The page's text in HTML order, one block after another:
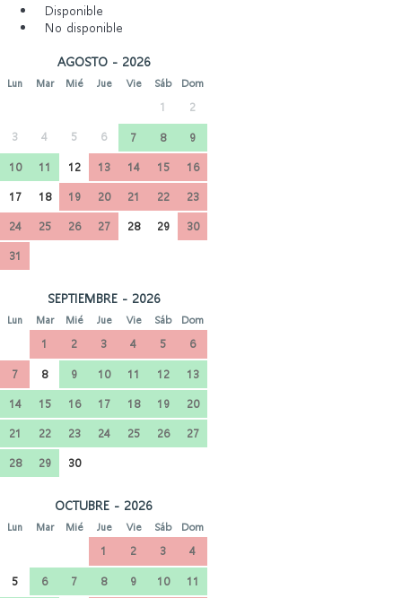
Disponible
No disponible
AGOSTO - 2026
Lun Mar Mié Jue Vie Sáb Dom
1 2
3 4 5 6 7 8
9
10
11 12 13 14 15
16
17
18 19 20 21 22
23
24
25 26 27 28 29
30
31
SEPTIEMBRE - 2026
Lun Mar Mié Jue Vie Sáb Dom
1 2 3 4 5
6
7
8 9 10 11 12
13
14
15 16 17 18 19
20
21
22 23 24 25 26
27
28
29 30
OCTUBRE - 2026
Lun Mar Mié Jue Vie Sáb Dom
1 2 3
4
5
6 7 8 9 10
11